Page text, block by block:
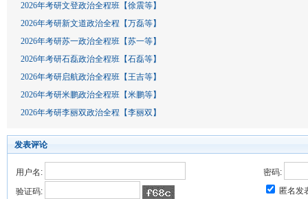
2026年考研文登政治全程班【徐震等】
2026年考研新文道政治全程【万磊等】
2026年考研苏一政治全程班【苏一等】
2026年考研石磊政治全程班【石磊等】
2026年考研启航政治全程班【王吉等】
2026年考研米鹏政治全程班【米鹏等】
2026年考研李丽双政治全程【李丽双】
发表评论
用户名:
密码:
验证码:
匿名发